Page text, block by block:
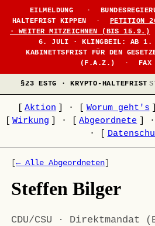
EILMELDUNG ·
HALTEFRIST KIPPEN
·
PETITION
· WEITER MITZEICHNEN (BIS 15.9.)
6. JULI · KLINGBEIL: AB 1.
KABINETTSFRIST FÜR DEN
(F.A.Z.)
· FAX
§23 ESTG · KRYPTO-HALTEFRIST
Aktion · Worum geht's
Wirkung · Abgeordnete ·
·
[← Alle Abgeordneten]
Steffen Bilger
CDU/CSU · Direktmandat